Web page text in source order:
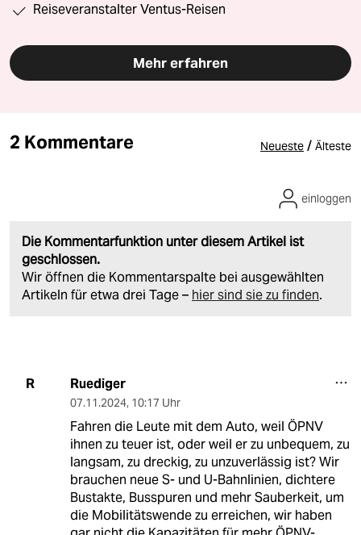
Reiseveranstalter Ventus-Reisen
Mehr erfahren
2 Kommentare Neueste / Älteste
Die Kommentarfunktion unter diesem Artikel ist
geschlossen.
Wir öffnen die Kommentarspalte bei ausgewählten
Artikeln für etwa drei Tage – hier sind sie zu finden.
einloggen
R Ruediger
07.11.2024, 10:17 Uhr
Fahren die Leute mit dem Auto, weil ÖPNV
ihnen zu teuer ist, oder weil er zu unbequem, zu
langsam, zu dreckig, zu unzuverlässig ist? Wir
brauchen neue S- und U-Bahnlinien, dichtere
Bustakte, Busspuren und mehr Sauberkeit, um
die Mobilitätswende zu erreichen, wir haben